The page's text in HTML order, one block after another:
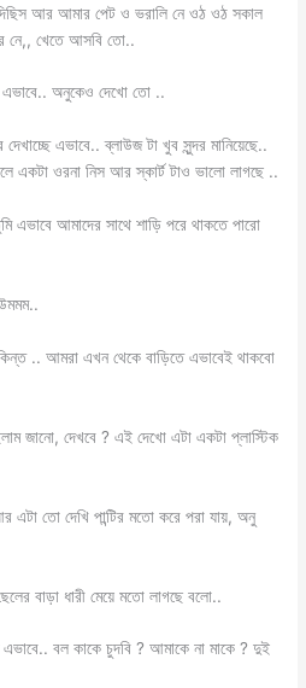
আর আমার পেট ও ভরালি নে ওঠ ওঠ সকাল
নে,, খেতে আসবি তো..
এভাবে.. অনুকেও দেখো তো ..
এভাবে.. ব্লাউজ টা খুব সুন্দর মানিয়েছে..
একটা ওরনা নিস আর স্কার্ট টাও ভালো লাগছে ..
এভাবে আমাদের সাথে শাড়ি পরে থাকতে পারো
.. আমরা এখন থেকে বাড়িতে এভাবেই থাকবো
জানো, দেখবে ? এই দেখো এটা একটা প্লাস্টিক
তো দেখি পান্টির মতো করে পরা যায়, অনু
বাড়া ধারী মেয়ে মতো লাগছে বলো..
এভাবে.. বল কাকে চুদবি ? আমাকে না মাকে ? দুই